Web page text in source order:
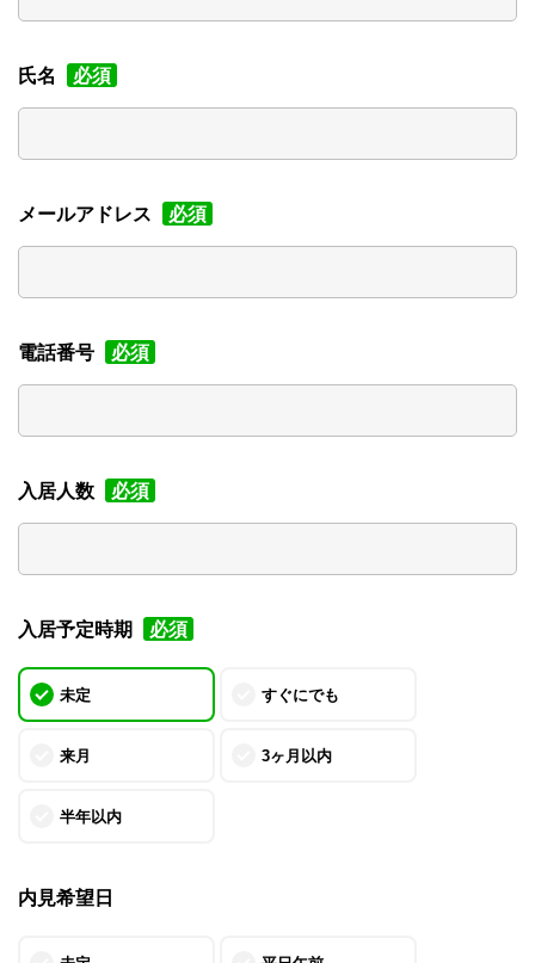
氏名 必須
メールアドレス 必須
電話番号 必須
入居人数 必須
入居予定時期 必須
未定 すぐにでも
来月 3ヶ月以内
半年以内
内見希望日